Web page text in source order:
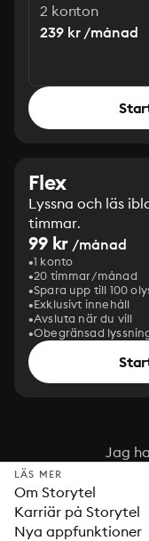
2 konton
239 kr /månad
Flex
Lyssna och läs
timmar.
99 kr /månad
1 konto
20 timmar/månad
Spara upp till 100
Exklusivt innehåll
Avsluta när du vill
Obegränsad
Jag
LÄS MER
Om Storytel
Karriär på Storytel
Nya appfunktioner